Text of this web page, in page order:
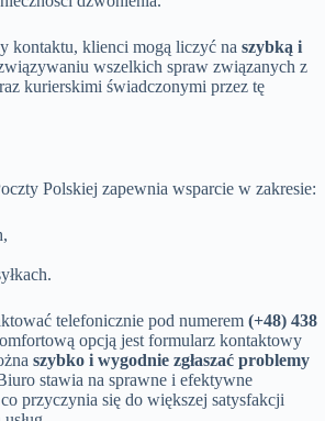
kontaktu, klienci mogą liczyć na szybką i
wszelkich spraw związanych z
kurierskimi świadczonymi przez tę
Polskiej zapewnia wsparcie w zakresie:
telefonicznie pod numerem (+48) 438
opcją jest formularz kontaktowy
szybko i wygodnie zgłaszać problemy
stawia na sprawne i efektywne
przyczynia się do większej satysfakcji